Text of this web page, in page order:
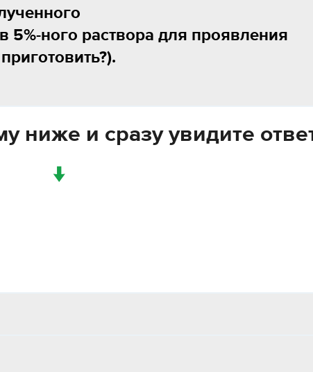
5%-ного раствора для проявления
ниже и сразу увидите
↓